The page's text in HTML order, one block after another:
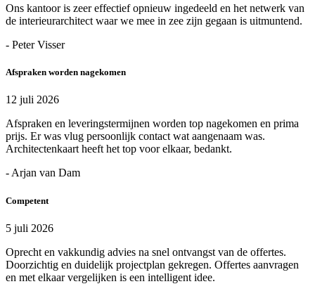
Ons kantoor is zeer effectief opnieuw ingedeeld en het netwerk van
de interieurarchitect waar we mee in zee zijn gegaan is uitmuntend.
- Peter Visser
Afspraken worden nagekomen
12 juli 2026
Afspraken en leveringstermijnen worden top nagekomen en prima
prijs. Er was vlug persoonlijk contact wat aangenaam was.
Architectenkaart heeft het top voor elkaar, bedankt.
- Arjan van Dam
Competent
5 juli 2026
Oprecht en vakkundig advies na snel ontvangst van de offertes.
Doorzichtig en duidelijk projectplan gekregen. Offertes aanvragen
en met elkaar vergelijken is een intelligent idee.